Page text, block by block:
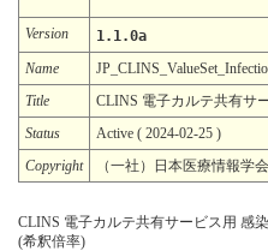
Version
1.1.0a
Name
Title
CLINS 電子カルテ共有サ
Status
Active ( 2024-02-25 )
Copyright
（一社）日本医療情報学
CLINS 電子カルテ共有サービス用 感
(希釈倍率)